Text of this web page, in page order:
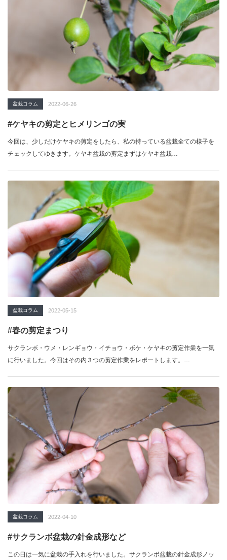
盆栽コラム 2022-06-26
#ケヤキの剪定とヒメリンゴの実
今回は、少しだけケヤキの剪定をしたら、私の持っている盆栽全ての様子を
チェックしてゆきます。ケヤキ盆栽の剪定まずはケヤキ盆栽…
盆栽コラム 2022-05-15
#春の剪定まつり
サクランボ・ウメ・レンギョウ・イチョウ・ボケ・ケヤキの剪定作業を一気
に行いました。今回はその内３つの剪定作業をレポートします。…
盆栽コラム 2022-04-10
#サクランボ盆栽の針金成形など
この日は一気に盆栽の手入れを行いました。サクランボ盆栽の針金成形ノッ